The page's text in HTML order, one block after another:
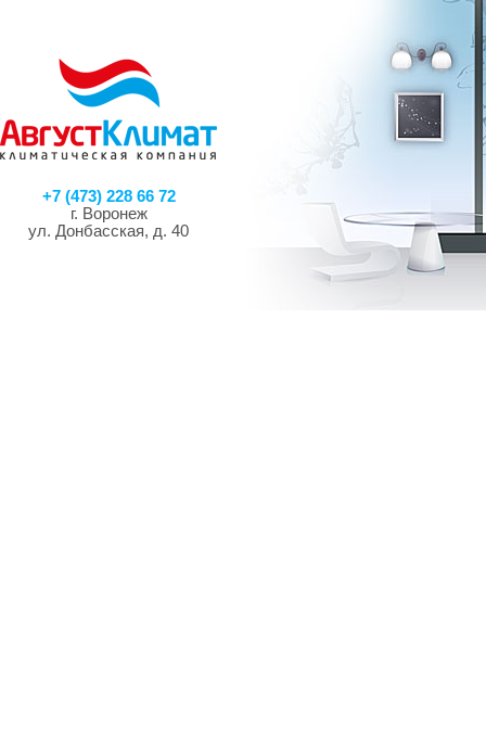
+7 (473) 228 66 72
г. Воронеж
ул. Донбасская, д. 40